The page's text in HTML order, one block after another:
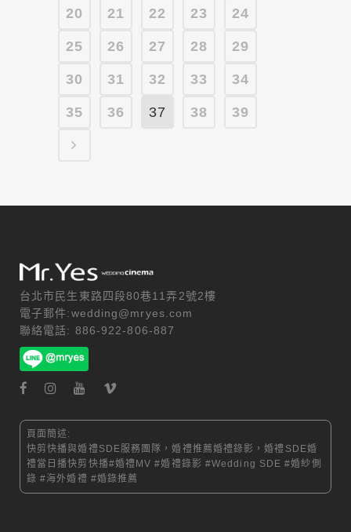
20 21 22 23 24
25 26 27 28 29
30 31 32 33 34
35 36 37 38 39
台北市民生東路四段80巷11弄2號2樓
電子郵件:wedding@mryes.com
聯絡電話: 886-922-806-887
頁面簡述:
快剪快播與婚禮SDE服務團隊，婚禮推薦婚禮錄影，婚禮SDE婚
禮當日播快剪快播#婚禮MV #婚禮錄影 #Wedding SDE #婚紗側
錄 #海外婚禮 #婚錄推薦